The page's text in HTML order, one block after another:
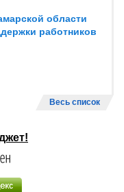
области
работников
Весь список